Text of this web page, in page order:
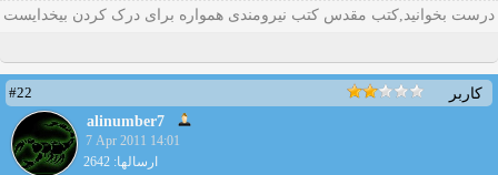
درست بخوانید,کتب مقدس کتب نیرومندی همواره برای درک کردن بیخدایست
کاربر
#22
alinumber7
7 Apr 2011 14:01
ارسالها: 2642